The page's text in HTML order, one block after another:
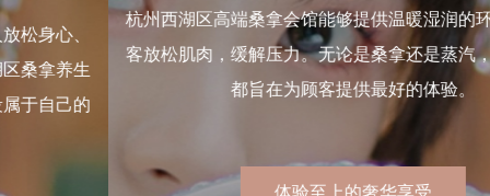
以其卓越的服务和高品质的环境，成为了都市人放松身心、
恢复活力的绝佳选择。让我们一起走进杭州西湖区桑拿养生
馆，感受那份由内而外的舒适与放松，享受一段属于自己的